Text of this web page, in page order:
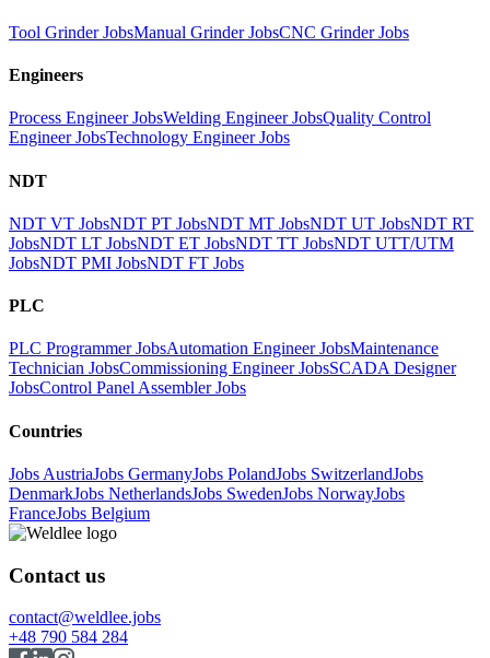
Tool Grinder JobsManual Grinder JobsCNC Grinder Jobs
Engineers
Process Engineer JobsWelding Engineer JobsQuality Control
Engineer JobsTechnology Engineer Jobs
NDT
NDT VT JobsNDT PT JobsNDT MT JobsNDT UT JobsNDT RT
JobsNDT LT JobsNDT ET JobsNDT TT JobsNDT UTT/UTM
JobsNDT PMI JobsNDT FT Jobs
PLC
PLC Programmer JobsAutomation Engineer JobsMaintenance
Technician JobsCommissioning Engineer JobsSCADA Designer
JobsControl Panel Assembler Jobs
Countries
Jobs AustriaJobs GermanyJobs PolandJobs SwitzerlandJobs
DenmarkJobs NetherlandsJobs SwedenJobs NorwayJobs
FranceJobs Belgium
Contact us
contact@weldlee.jobs
+48 790 584 284